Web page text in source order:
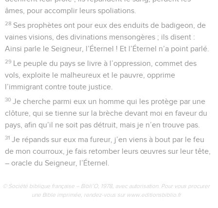
âmes, pour accomplir leurs spoliations.
28 Ses prophètes ont pour eux des enduits de badigeon, de
vaines visions, des divinations mensongères ; ils disent :
Ainsi parle le Seigneur, l’Éternel ! Et l’Éternel n’a point parlé.
29 Le peuple du pays se livre à l’oppression, commet des
vols, exploite le malheureux et le pauvre, opprime
l’immigrant contre toute justice.
30 Je cherche parmi eux un homme qui les protège par une
clôture, qui se tienne sur la brèche devant moi en faveur du
pays, afin qu’il ne soit pas détruit, mais je n’en trouve pas.
31 Je répands sur eux ma fureur, j’en viens à bout par le feu
de mon courroux, je fais retomber leurs œuvres sur leur tête,
– oracle du Seigneur, l’Éternel.
© Société biblique française – Bibli’O, 1978, avec autorisation. Pour vous procurer
une Bible imprimée, rendez-vous sur www.editionsbiblio.fr